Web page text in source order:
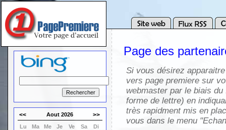
<< Aout 2026 >>
Lu Ma Me Je Ve Sa
Di
Page des
Si vous désirez
vers page premiere sur
webmaster par le biais
forme de lettre) en
très rapidment mis en
vous dans le menu